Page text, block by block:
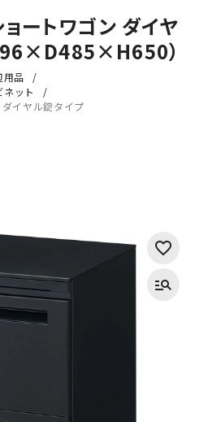
ートワゴン ダイヤ
）
用品
ット
イヤル錠タイプ